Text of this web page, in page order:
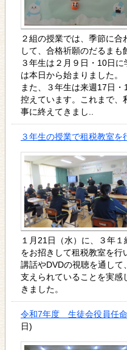
２組の授業では、季節に
して、合格祈願のだるまも
３年生は２月９日・10日
は本日から始まりました。
また、３年生は来週17日
控えています。これまで、
事に終えてきまし..
３年生の授業で租税教室を
１月21日（水）に、３年
をお招きして租税教室を行
講話やDVDの視聴を通し
支えられていることを実感
きました。
令和7年度 生徒会役員任
日)